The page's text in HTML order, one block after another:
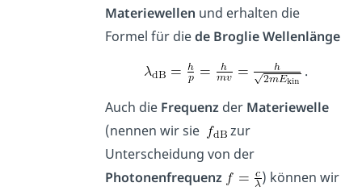
Materiewellen und erhalten die
Formel für diede Broglie Wellenlänge
.
Auch die Frequenz der Materiewelle
(nennen wir sie
zur
Unterscheidung von der
Photonenfrequenz
) können wir